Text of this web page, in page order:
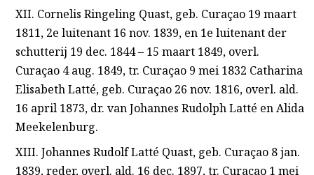
XII. Cornelis Ringeling Quast, geb. Curaçao 19 maart
1811, 2e luitenant 16 nov. 1839, en 1e luitenant der
schutterij 19 dec. 1844 – 15 maart 1849, overl.
Curaçao 4 aug. 1849, tr. Curaçao 9 mei 1832 Catharina
Elisabeth Latté, geb. Curaçao 26 nov. 1816, overl. ald.
16 april 1873, dr. van Johannes Rudolph Latté en Alida
Meekelenburg.
XIII. Johannes Rudolf Latté Quast, geb. Curaçao 8 jan.
1839, reder, overl. ald. 16 dec. 1897, tr. Curaçao 1 mei